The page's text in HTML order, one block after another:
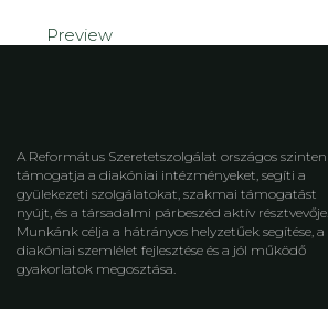
Preview
A Református Szeretetszolgálat országos szinten
támogatja a diakóniai intézményeket, segíti a
gyülekezeti szolgálatokat, szakmai támogatást
nyújt, és a társadalmi párbeszéd aktív résztvevője.
Munkánk célja a hátrányos helyzetűek segítése, a
diakóniai szemlélet fejlesztése és a jól működő
gyakorlatok megosztása.